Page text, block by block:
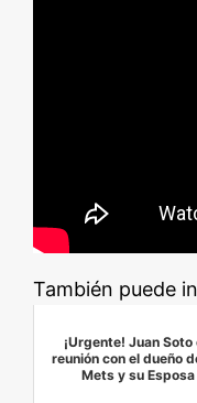
También puede
¡Urgente! Juan Soto
reunión con el dueño
Mets y su Esposa